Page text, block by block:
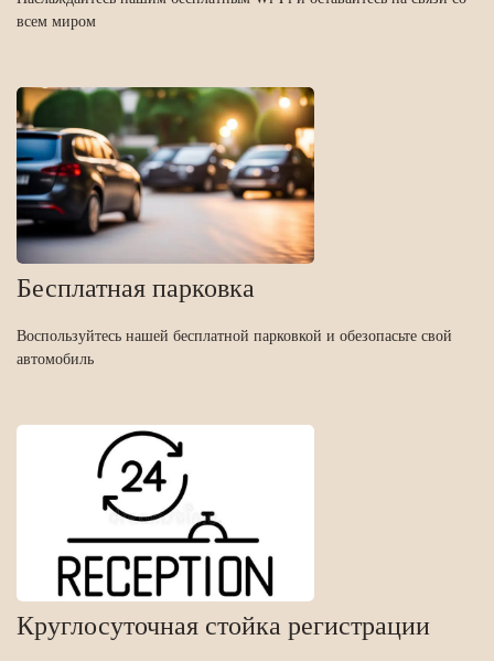
всем миром
Бесплатная парковка
Воспользуйтесь нашей бесплатной парковкой и обезопасьте свой
автомобиль
Круглосуточная стойка регистрации